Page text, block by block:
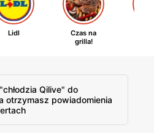
Lidl
Czas na
grilla!
Qilive" do
otrzymasz powiadomienia